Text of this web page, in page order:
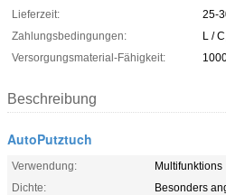
Lieferzeit:
25-
Zahlungsbedingungen:
L /
Versorgungsmaterial-Fähigkeit:
Beschreibung
AutoPutztuch
Verwendung:
Multifunktions
Dichte:
Besonders